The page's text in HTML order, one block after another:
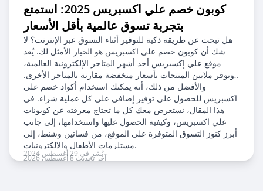
كوبون خصم علي اكسبريس 2025: استمتع
بتجربة تسوق عالمية بأقل الأسعار
هل تبحث عن طريقة ذكية للتوفير أثناء التسوق عبر الإنترنت؟ لا
شك أن كوبون خصم علي اكسبريس هو الخيار الأمثل لك. يُعد
موقع علي إكسبريس أحد أشهر المتاجر الإلكترونية العالمية،
ويوفر ملايين المنتجات بأسعار منخفضة مقارنة بالمتاجر الأخرى.
والأفضل من ذلك، أنه يمكنك استخدام أكواد خصم علي
اكسبريس للحصول على توفير إضافي على كل عملية شراء. في
هذا المقال، نستعرض معك كل ما تحتاج معرفته عن كوبونات
علي اكسبريس، وكيفية الحصول عليها واستخدامها، إلى جانب
أبرز كنوز التسوق المتوفرة على الموقع، من فساتين وشنط، إلى
مستلزمات الأطفال والإلكترونيات.
نُشر في 29 أغسطس 2024
آخر تحديث 8 أغسطس 2026